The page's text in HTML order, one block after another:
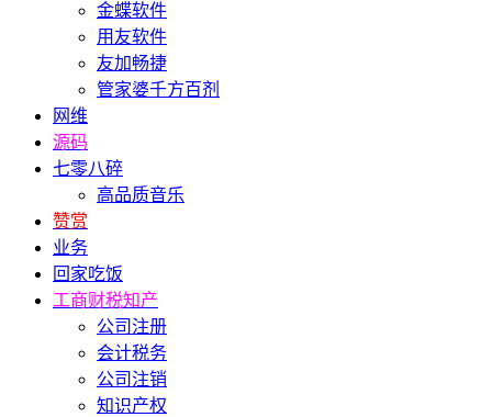
金蝶软件
用友软件
友加畅捷
管家婆千方百剂
网维
源码
七零八碎
高品质音乐
赞赏
业务
回家吃饭
工商财税知产
公司注册
会计税务
公司注销
知识产权